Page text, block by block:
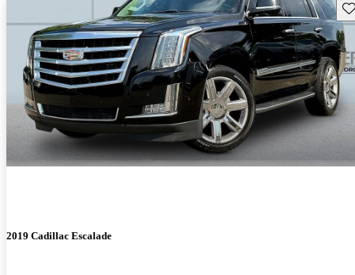
2019 Cadillac Escalade